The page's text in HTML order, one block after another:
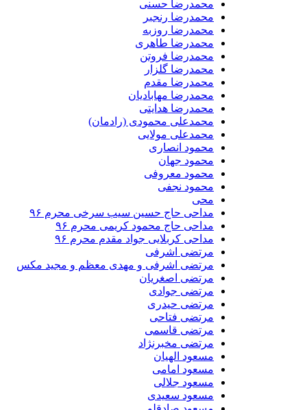
محمدرضا حسنی
محمدرضا رنجبر
محمدرضا روزبه
محمدرضا طاهری
محمدرضا فروتن
محمدرضا گلزار
محمدرضا مقدم
محمدرضا مهابادیان
محمدرضا هدایتی
محمدعلی محمودی (رادمان)
محمدعلی مولایی
محمود انصاری
محمود جهان
محمود معروفی
محمود نجفی
محی
مداحی حاج حسین سیب سرخی محرم ۹۶
مداحی حاج محمود کریمی محرم ۹۶
مداحی کربلایی جواد مقدم محرم ۹۶
مرتضی اشرفی
مرتضی اشرفی و مهدی معظم و مجید مکس
مرتضی اصغریان
مرتضی جوادی
مرتضی حیدری
مرتضی فتاحی
مرتضی قاسمی
مرتضی مخبرنژاد
مسعود الهیان
مسعود امامی
مسعود جلالی
مسعود سعیدی